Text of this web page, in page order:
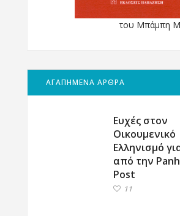
του Μπάμπη
ΑΓΑΠΗΜΕΝΑ ΑΡΘΡΑ
Ευχές στον
Οικουμενικό
Ελληνισμό
από την
Post
11